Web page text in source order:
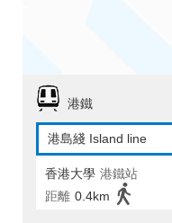
港鐵
港島綫 Island line
香港大學 港鐵站
距離 0.4km